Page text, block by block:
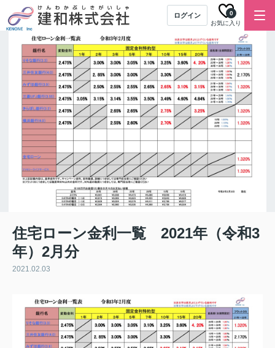
ログイン
お気に入り
0
住宅ローン金利一覧 2021年（令和3
年）2月分
2021.02.03